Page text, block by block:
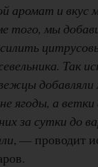
аромат и вкус
того, мы
Так
ягоды, а
за сутки до
, — проводит